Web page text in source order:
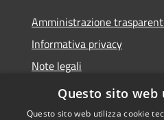
Amministrazione
Informativa privacy
Note legali
Dichiarazione di accessibilità
Questo sito web
Questo sito web utilizza cookie